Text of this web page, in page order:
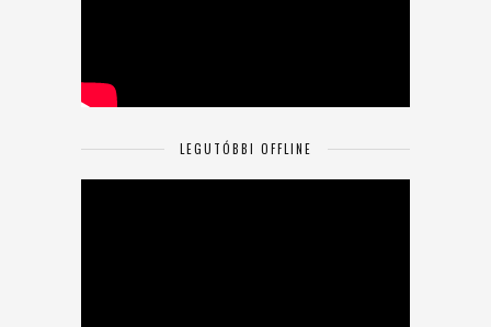
LEGUTÓBBI OFFLINE